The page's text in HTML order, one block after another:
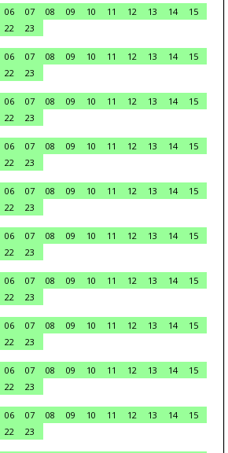
06 07 08 09 10 11 12 13 14
15
22
23
06 07 08 09 10 11 12 13 14
15
22
23
06 07 08 09 10 11 12 13 14
15
22
23
06 07 08 09 10 11 12 13 14
15
22
23
06 07 08 09 10 11 12 13 14
15
22
23
06 07 08 09 10 11 12 13 14
15
22
23
06 07 08 09 10 11 12 13 14
15
22
23
06 07 08 09 10 11 12 13 14
15
22
23
06 07 08 09 10 11 12 13 14
15
22
23
06 07 08 09 10 11 12 13 14
15
22
23